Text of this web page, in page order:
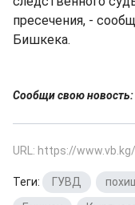
пресечения, -
Бишкека.
Сообщи свою
URL: https://
Теги: ГУВД